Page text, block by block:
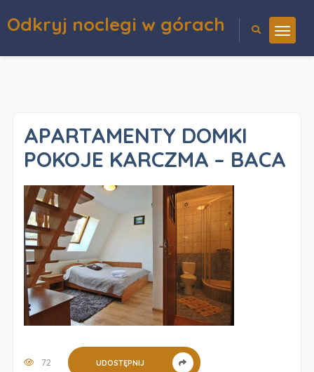
Odkryj noclegi w górach
APARTAMENTY DOMKI
POKOJE KARCZMA – BACA
72 UDOSTĘPNIJ